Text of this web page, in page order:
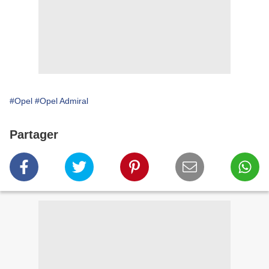
#Opel #Opel Admiral
Partager